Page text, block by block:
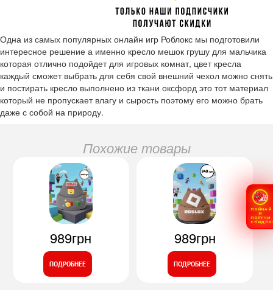
Одна из самых популярных онлайн игр Роблокс мы подготовили
интересное решение а именно кресло мешок грушу для мальчика
которая отлично подойдет для игровых комнат, цвет кресла
каждый сможет выбрать для себя свой внешний чехол можно снять
и постирать кресло выполнено из ткани оксфорд это тот материал
который не пропускает влагу и сырость поэтому его можно брать
даже с собой на природу.
Похожие товары
989грн
ПОДРОБНЕЕ
989грн
ПОДРОБНЕЕ
ПОЙМАЙ
И
ПОЛУЧИ
СКИДКУ!